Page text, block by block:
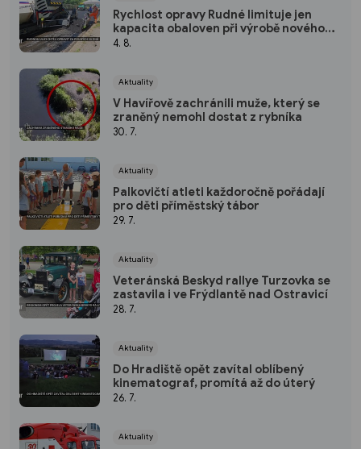
Rychlost opravy Rudné limituje jen
kapacita obaloven při výrobě nového
asfaltu
4. 8.
Aktuality
V Havířově zachránili muže, který se
zraněný nemohl dostat z rybníka
30. 7.
Aktuality
Palkovičtí atleti každoročně pořádají
pro děti příměstský tábor
29. 7.
Aktuality
Veteránská Beskyd rallye Turzovka se
zastavila i ve Frýdlantě nad Ostravicí
28. 7.
Aktuality
Do Hradiště opět zavítal oblíbený
kinematograf, promítá až do úterý
26. 7.
Aktuality